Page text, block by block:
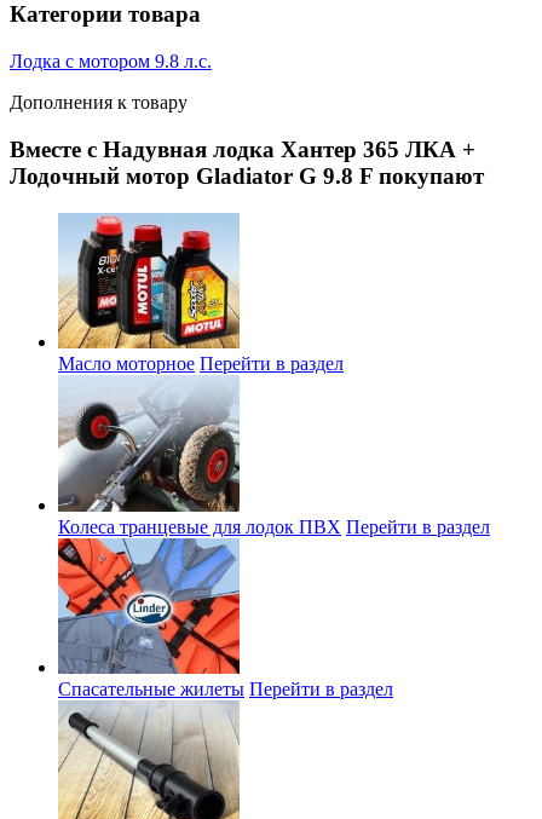
Категории товара
Лодка с мотором 9.8 л.с.
Дополнения к товару
Вместе с Надувная лодка Хантер 365 ЛКА +
Лодочный мотор Gladiator G 9.8 F покупают
Масло моторное Перейти в раздел
Колеса транцевые для лодок ПВХ Перейти в раздел
Спасательные жилеты Перейти в раздел